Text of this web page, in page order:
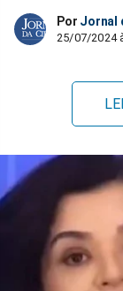
Por Jornal
25/07/2024